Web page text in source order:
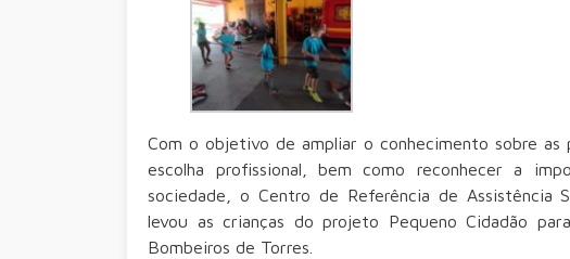
Com o objetivo de ampliar o conhecimento sobre as
escolha profissional, bem como reconhecer a
sociedade, o Centro de Referência de Assistência
levou as crianças do projeto Pequeno Cidadão
Bombeiros de Torres.